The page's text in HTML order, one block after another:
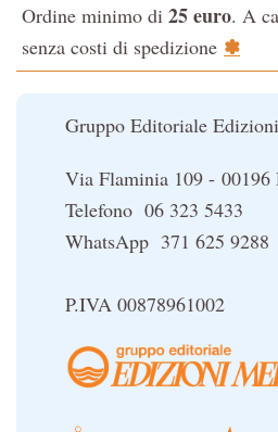
La Cabala
Il potere del serpente
Ordine minimo di 25 euro. A
senza costi di spedizione ✽
Gruppo Editoriale
Via Flaminia 109 - 00196
Telefono 06 323 5433
WhatsApp 371 625 9288
P.IVA 00878961002